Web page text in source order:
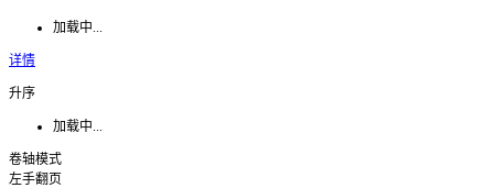
加载中...
详情
升序
加载中...
卷轴模式
左手翻页